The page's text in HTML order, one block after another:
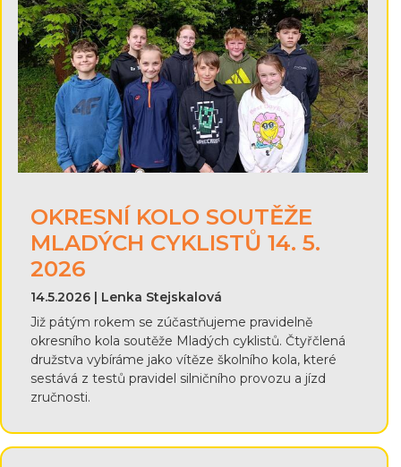
OKRESNÍ KOLO SOUTĚŽE
MLADÝCH CYKLISTŮ 14. 5.
2026
14.5.2026 | Lenka Stejskalová
Již pátým rokem se zúčastňujeme pravidelně
okresního kola soutěže Mladých cyklistů. Čtyřčlená
družstva vybíráme jako vítěze školního kola, které
sestává z testů pravidel silničního provozu a jízd
zručnosti.